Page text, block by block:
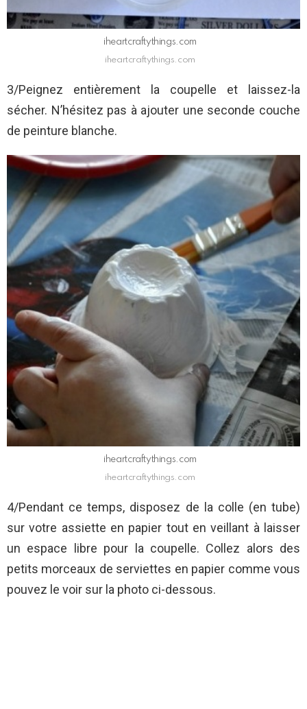
iheartcraftythings.com
iheartcraftythings.com
3/Peignez entièrement la coupelle et laissez-la
sécher. N’hésitez pas à ajouter une seconde couche
de peinture blanche.
iheartcraftythings.com
iheartcraftythings.com
4/Pendant ce temps, disposez de la colle (en tube)
sur votre assiette en papier tout en veillant à laisser
un espace libre pour la coupelle. Collez alors des
petits morceaux de serviettes en papier comme vous
pouvez le voir sur la photo ci-dessous.